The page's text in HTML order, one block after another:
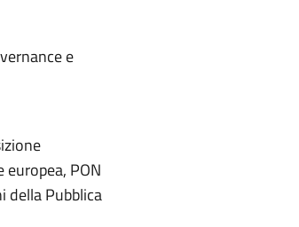
e
PON
della Pubblica